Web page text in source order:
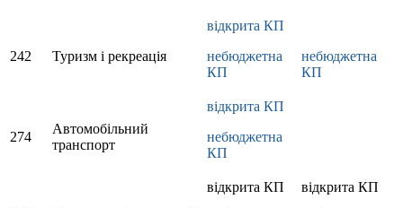
242 Туризм і рекреація
відкрита КП
небюджетна
КП
небюджетна
КП
274
Автомобільний
транспорт
відкрита КП
небюджетна
КП
відкрита КП
відкрита КП